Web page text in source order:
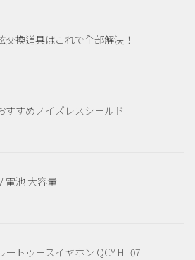
交換道具はこれで全部解決！
すすめノイズレスシールド
電池 大容量
ートゥースイヤホン QCY HT07